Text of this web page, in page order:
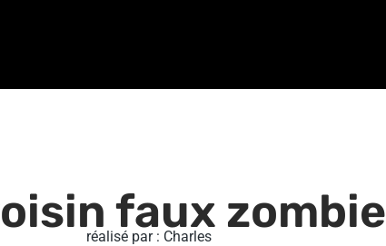
faux zombie
réalisé par : Charles